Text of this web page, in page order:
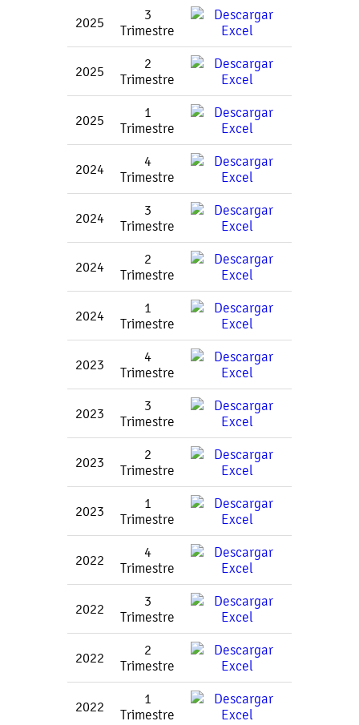
2025
3
Trimestre
2025
2
Trimestre
2025
1
Trimestre
2024
4
Trimestre
2024
3
Trimestre
2024
2
Trimestre
2024
1
Trimestre
2023
4
Trimestre
2023
3
Trimestre
2023
2
Trimestre
2023
1
Trimestre
2022
4
Trimestre
2022
3
Trimestre
2022
2
Trimestre
2022
1
Trimestre